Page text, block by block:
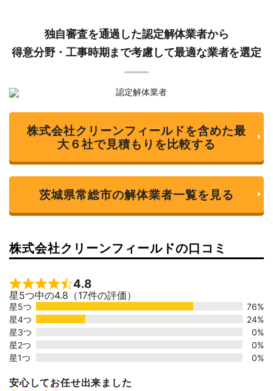
独自審査を通過した認定解体業者から
得意分野・工事時期まで考慮して最適な業者を選定
株式会社クリーンフィールドを含めた最
大６社で見積もりを比較する
茨城県常総市の解体業者一覧を見る
株式会社クリーンフィールドの口コミ
Rated 4.8 out of 5
4.8
星5つ中の4.8（17件の評価）
星5つ
76%
星4つ
24%
星3つ
0%
星2つ
0%
星1つ
0%
安心してお任せ出来ました